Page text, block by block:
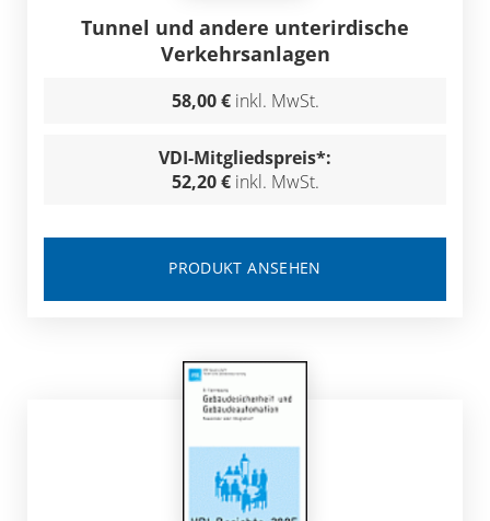
Tunnel und andere unterirdische
Verkehrsanlagen
58,00 € inkl. MwSt.
VDI-Mitgliedspreis*:
52,20 € inkl. MwSt.
PRODUKT ANSEHEN